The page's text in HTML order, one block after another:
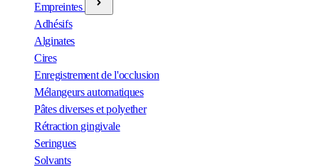
Empreintes
Adhésifs
Alginates
Cires
Enregistrement de l'occlusion
Mélangeurs automatiques
Pâtes diverses et polyether
Rétraction gingivale
Seringues
Solvants